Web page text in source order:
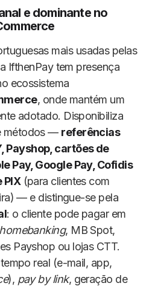
e dominante no
mais usadas pelas
IfthenPay tem presença
ecossistema
, onde mantém um
adotado. Disponibiliza
métodos — referências
Payshop, cartões de
Pay, Google Pay, Cofidis
PIX(para clientes com
— e distingue-se pela
: o cliente pode pagar em
homebanking, MB Spot,
Payshop ou lojas CTT.
real (e-mail, app,
), pay by link, geração de